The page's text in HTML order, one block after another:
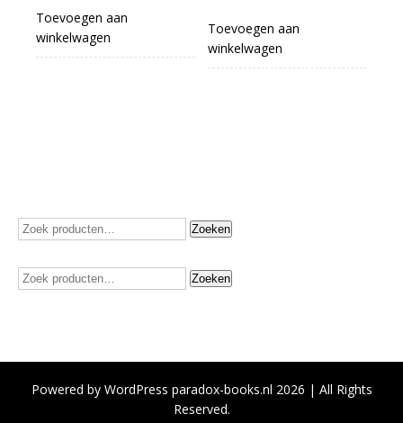
Toevoegen aan
winkelwagen
Toevoegen aan
winkelwagen
Zoeken
naar:
Zoeken
Zoeken
naar:
Zoeken
Powered by WordPress paradox-books.nl 2026 | All Rights
Reserved.